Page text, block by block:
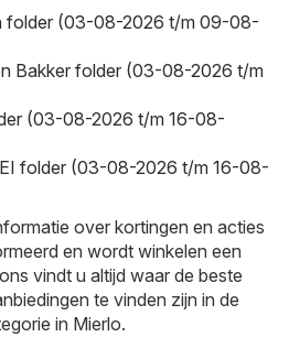
folder (03-08-2026 t/m 09-08-
Bakker folder (03-08-2026 t/m
(03-08-2026 t/m 16-08-
folder (03-08-2026 t/m 16-08-
over kortingen en acties
en wordt winkelen een
vindt u altijd waar de beste
te vinden zijn in de
in Mierlo.